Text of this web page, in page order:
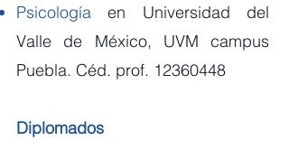
Psicologíaen Universidad del
Valle de México, UVM campus
Puebla. Céd. prof. 12360448
Diplomados